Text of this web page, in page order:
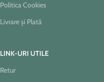
Politica Cookies
Livrare și Plată
LINK-URI UTILE
Retur